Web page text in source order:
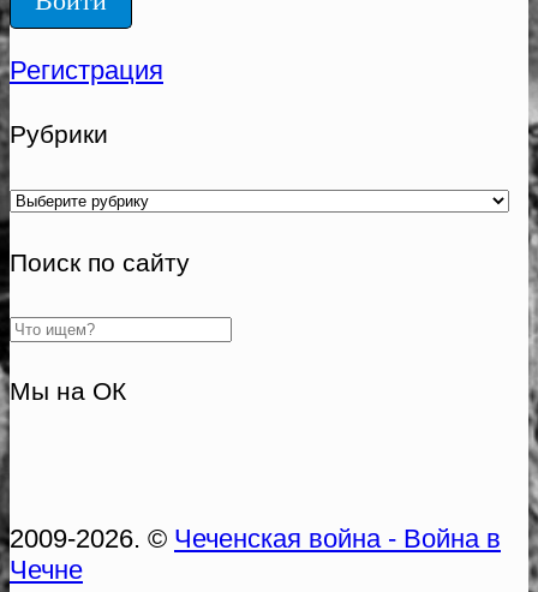
Регистрация
Рубрики
Рубрики
Поиск по сайту
Мы на ОК
2009-2026. © Чеченская война - Война в
Чечне